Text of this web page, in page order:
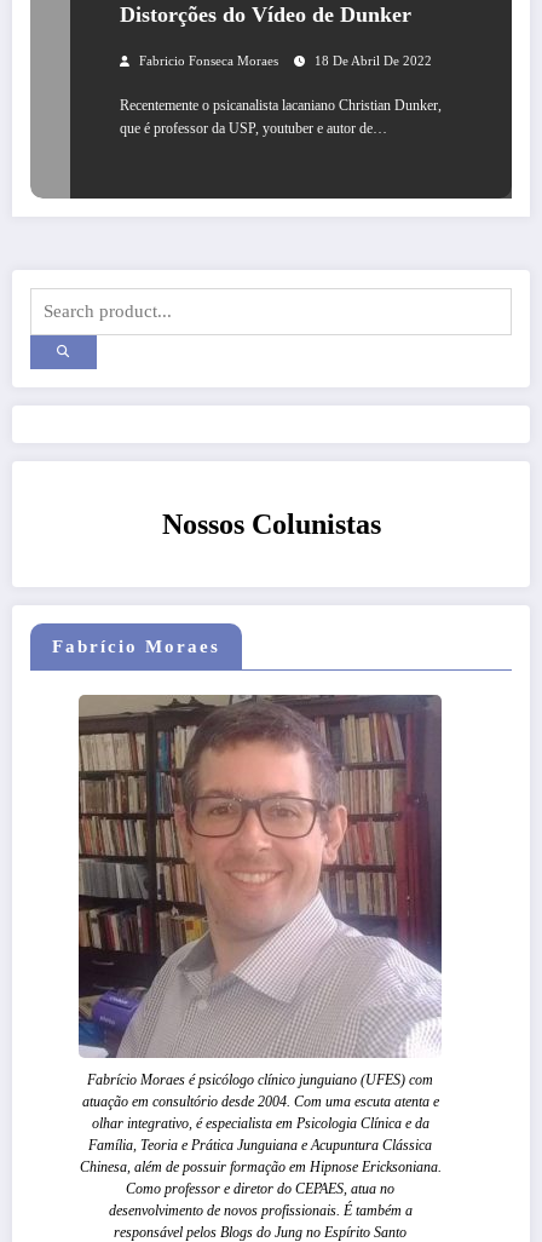
Distorções do Vídeo de Dunker
Fabricio Fonseca Moraes 18 De Abril De 2022
Recentemente o psicanalista lacaniano Christian Dunker,
que é professor da USP, youtuber e autor de…
Nossos Colunistas
Fabrício Moraes
Fabrício Moraes é psicólogo clínico junguiano (UFES) com
atuação em consultório desde 2004. Com uma escuta atenta e
olhar integrativo, é especialista em Psicologia Clínica e da
Família, Teoria e Prática Junguiana e Acupuntura Clássica
Chinesa, além de possuir formação em Hipnose Ericksoniana.
Como professor e diretor do CEPAES, atua no
desenvolvimento de novos profissionais. É também a
responsável pelos Blogs do Jung no Espírito Santo